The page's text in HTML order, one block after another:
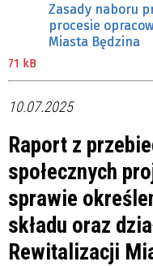
Zasady naboru
procesie
Miasta Będzina
71 kB
10.07.2025
Raport z
społecznych
sprawie
składu oraz
Rewitalizacji